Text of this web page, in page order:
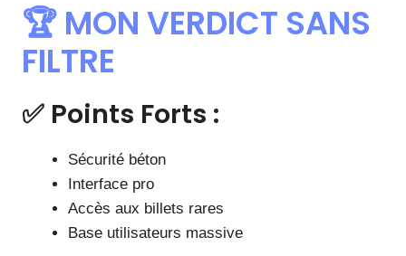
🏆 MON VERDICT SANS
FILTRE
✅ Points Forts :
Sécurité béton
Interface pro
Accès aux billets rares
Base utilisateurs massive